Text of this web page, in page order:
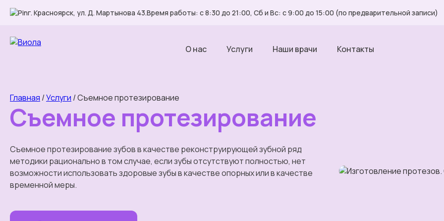
г. Красноярск, ул. Д. Мартынова 43.Время работы: с 8:30 до 21:00, Сб и Вс: с 9:00 до 15:00 (по предварительной записи)
О нас Услуги Наши врачи Контакты
Главная /Услуги /Съемное протезирование
Съемное протезирование
Съемное протезирование зубов в качестве реконструирующей зубной ряд
методики рационально в том случае, если зубы отсутствуют полностью, нет
возможности использовать здоровые зубы в качестве опорных или в качестве
временной меры.